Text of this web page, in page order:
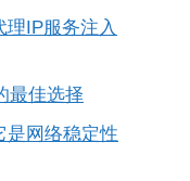
IP服务注入
最佳选择
是网络稳定性